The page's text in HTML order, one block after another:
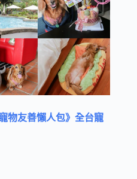
物友善懶人包》全台寵